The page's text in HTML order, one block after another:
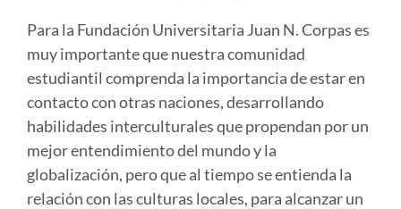
Para la Fundación Universitaria Juan N. Corpas es
muy importante que nuestra comunidad
estudiantil comprenda la importancia de estar en
contacto con otras naciones, desarrollando
habilidades interculturales que propendan por un
mejor entendimiento del mundo y la
globalización, pero que al tiempo se entienda la
relación con las culturas locales, para alcanzar un